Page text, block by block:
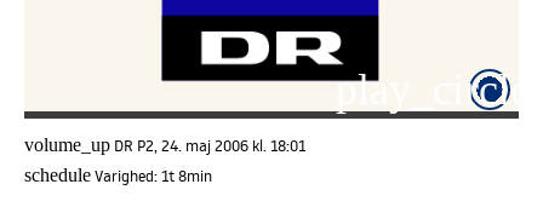
volume_up DR P2, 24. maj 2006 kl. 18:01
scheduleVarighed:1t 8min